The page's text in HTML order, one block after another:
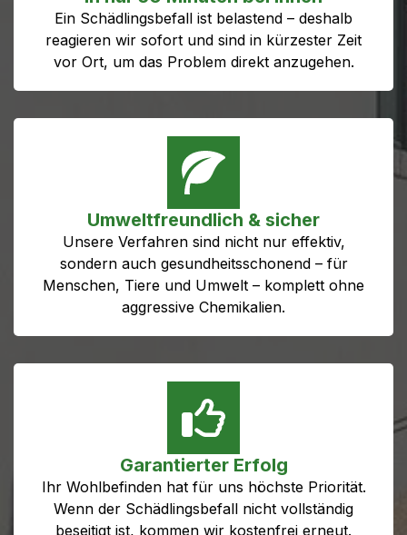
Ein Schädlingsbefall ist belastend – deshalb
reagieren wir sofort und sind in kürzester Zeit
vor Ort, um das Problem direkt anzugehen.
Umweltfreundlich & sicher
Unsere Verfahren sind nicht nur effektiv,
sondern auch gesundheitsschonend – für
Menschen, Tiere und Umwelt – komplett ohne
aggressive Chemikalien.
Garantierter Erfolg
Ihr Wohlbefinden hat für uns höchste Priorität.
Wenn der Schädlingsbefall nicht vollständig
beseitigt ist, kommen wir kostenfrei erneut.